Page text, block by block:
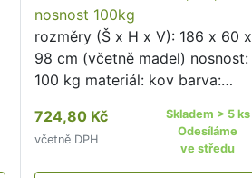
nosnost 100kg
rozměry (Š x H x V): 186 x 60 x
98 cm (včetně madel) nosnost:
100 kg materiál: kov barva:
skládací lehátko je ideální pro
chvíle odpočinku při posezení
na zahradě.
724,80 Kč
včetně DPH
Skladem > 5 ks
Odesíláme
ve středu